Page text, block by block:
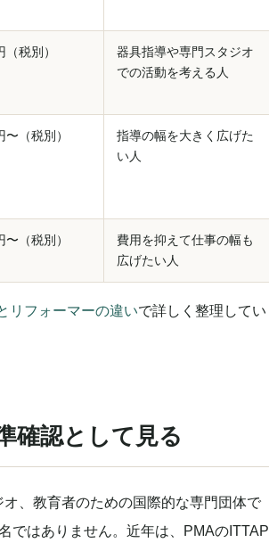
税別）
器具指導や専門スタジオ
での活動を考える人
（税別）
指導の幅を大きく広げた
い人
（税別）
費用を抑えて仕事の幅も
広げたい人
リフォーマーの違いで詳しく整理してい
確認として見る
、教育者のための国際的な専門団体で
ではありません。近年は、PMAのITTAP